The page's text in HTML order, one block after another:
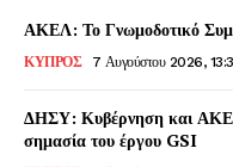
ΑΚΕΛ: Το Γνωμοδοτικό
ΚΥΠΡΟΣ 7 Αυγούστου 2026,
ΔΗΣΥ: Κυβέρνηση και
σημασία του έργου GSI